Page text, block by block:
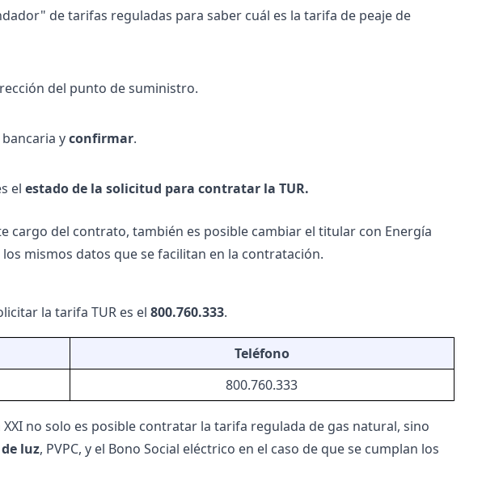
de tarifas reguladas para saber cuál es la tarifa de peaje de
del punto de suministro.
yconfirmar.
el estado de la solicitud para contratar la TUR.
cargo del contrato, también es posible cambiar el titular con Energía
mismos datos que se facilitan en la contratación.
la tarifa TUR es el 800.760.333.
Teléfono
800.760.333
no solo es posible contratar la tarifa regulada de gas natural, sino
luz, PVPC, y el Bono Social eléctrico en el caso de que se cumplan los